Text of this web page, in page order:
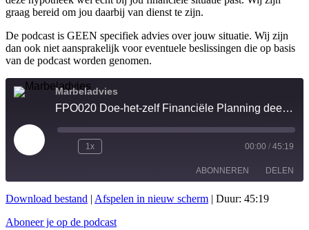
graag bereid om jou daarbij van dienst te zijn.
De podcast is GEEN specifiek advies over jouw situatie. Wij zijn
dan ook niet aansprakelijk voor eventuele beslissingen die op basis
van de podcast worden genomen.
Marbeladvies
FPO020 Doe-het-zelf Financiële Planning deel 6: Wat te doen met je hypotheek?
Play
Episode
1x 00:00 / 45:19
ABONNEREN DELEN
RSS FEED
Download bestand | Afspelen in nieuw scherm | Duur: 45:19
Aboneer je op de podcast